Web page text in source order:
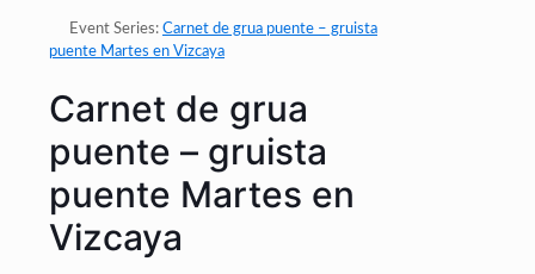
Event Series: Carnet de grua puente – gruista
puente Martes en Vizcaya
Carnet de grua
puente – gruista
puente Martes en
Vizcaya